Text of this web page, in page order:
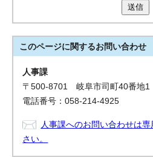
送信
このページに関するお問い合わせ
人事課
〒500-8701 岐阜市司町40番地
電話番号：058-214-4925
人事課へのお問い合わせは
さい。